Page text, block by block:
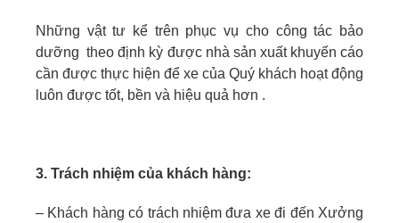
Những vật tư kể trên phục vụ cho công tác bảo
dưỡng theo định kỳ được nhà sản xuất khuyến cáo
cần được thực hiện để xe của Quý khách hoạt động
luôn được tốt, bền và hiệu quả hơn .
3. Trách nhiệm của khách hàng:
– Khách hàng có trách nhiệm đưa xe đi đến Xưởng